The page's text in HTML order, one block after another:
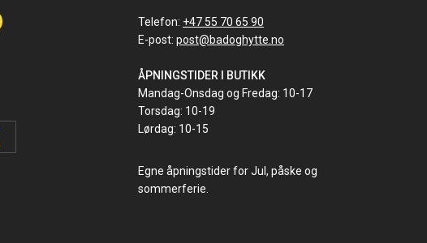
Telefon: +47 55 70 65 90
E-post: post@badoghytte.no
ÅPNINGSTIDER I BUTIKK
Mandag-Onsdag og Fredag: 10-17
Torsdag: 10-19
Lørdag: 10-15
Egne åpningstider for Jul, påske og
sommerferie.